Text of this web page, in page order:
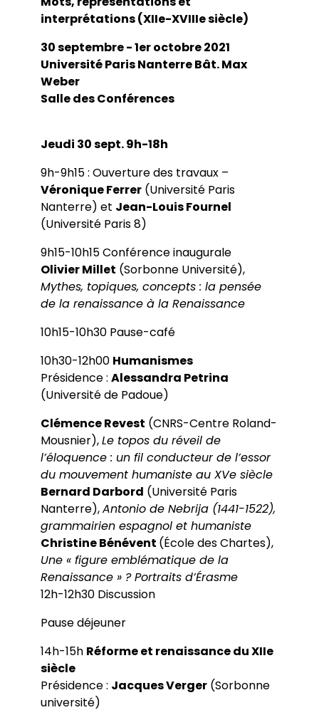
interprétations (XIIe-XVIIIe siècle)
30 septembre - 1er octobre 2021
Université Paris Nanterre Bât. Max
Weber
Salle des Conférences
Jeudi 30 sept. 9h-18h
9h-9h15 : Ouverture des travaux –
Véronique Ferrer(Université Paris
Nanterre) et Jean-Louis Fournel
(Université Paris 8)
9h15-10h15 Conférence inaugurale
Olivier Millet (Sorbonne Université),
Mythes, topiques, concepts : la pensée
de la renaissance à la Renaissance
10h15-10h30 Pause-café
10h30-12h00 Humanismes
Présidence : Alessandra Petrina
(Université de Padoue)
Clémence Revest (CNRS-Centre Roland-
Mousnier),Le topos du réveil de
l’éloquence : un fil conducteur de l’essor
du mouvement humaniste au XVe siècle
Bernard Darbord (Université Paris
Nanterre),Antonio de Nebrija (1441-1522),
grammairien espagnol et humaniste
Christine Bénévent (École des Chartes),
Une « figure emblématique de la
Renaissance » ? Portraits d’Érasme
12h-12h30 Discussion
Pause déjeuner
14h-15h Réforme et renaissance du XIIe
siècle
Présidence : Jacques Verger(Sorbonne
université)